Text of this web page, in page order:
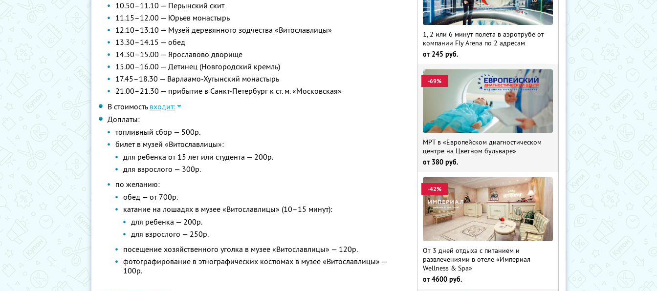
10.50–11.10 — Перынский скит
11.15–12.00 — Юрьев монастырь
12.10–13.10 — Музей деревянного зодчества «Витославлицы»
13.30–14.15 — обед
14.30–15.00 — Ярославово дворище
15.00–16.00 — Детинец (Новгородский кремль)
17.45–18.30 — Варлаамо-Хутынский монастырь
21.00–21.30 — прибытие в Санкт-Петербург к ст. м. «Московская»
В стоимость входит:
Доплаты:
топливный сбор — 500р.
билет в музей «Витославлицы»:
для ребенка от 15 лет или студента — 200р.
для взрослого — 300р.
по желанию:
обед — от 700р.
катание на лошадях в музее «Витославлицы» (10–15 минут):
для ребенка — 200р.
для взрослого — 250р.
посещение хозяйственного уголка в музее «Витославлицы» — 120р.
фотографирование в этнографических костюмах в музее «Витославлицы» —
100р.
1, 2 или 6 минут полета в аэротрубе от
компании Fly Arena по 2 адресам
от 245 руб.
-69%
МРТ в «Европейском диагностическом
центре на Цветном бульваре»
от 380 руб.
-42%
От 3 дней отдыха с питанием и
развлечениями в отеле «Империал
Wellness & Spa»
от 4600 руб.